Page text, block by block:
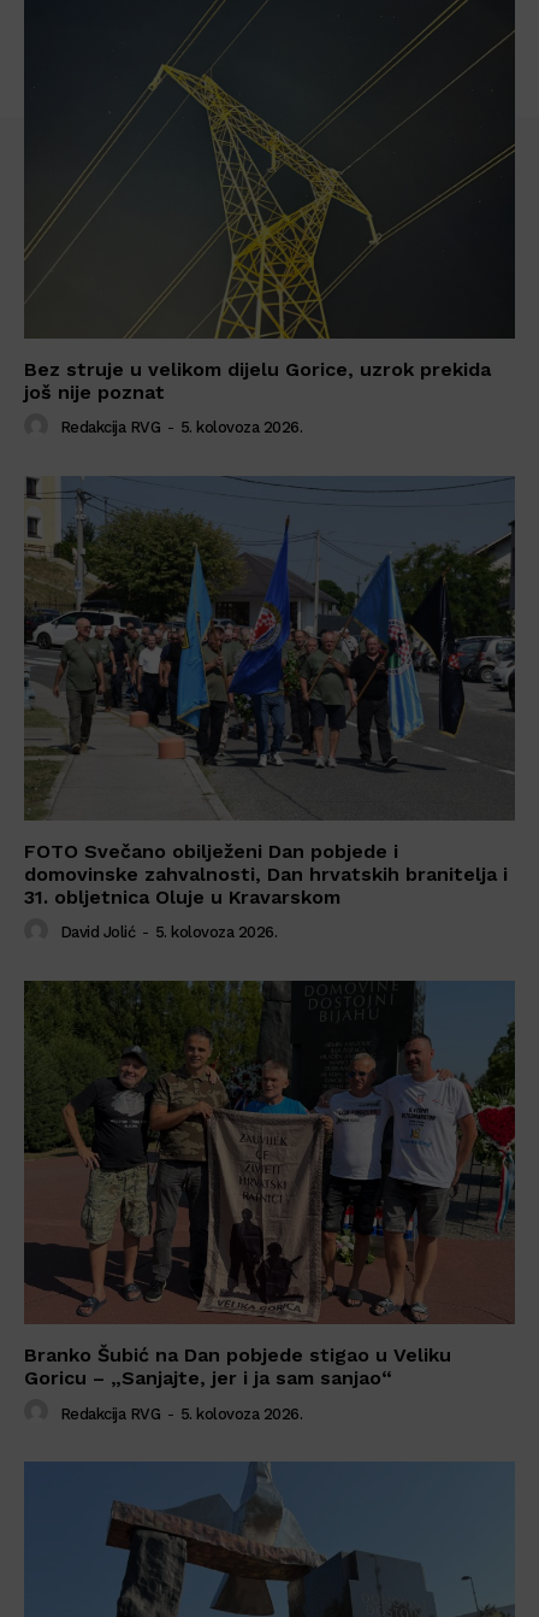
Bez struje u velikom dijelu Gorice, uzrok prekida
još nije poznat
Redakcija RVG - 5. kolovoza 2026.
FOTO Svečano obilježeni Dan pobjede i
domovinske zahvalnosti, Dan hrvatskih branitelja i
31. obljetnica Oluje u Kravarskom
David Jolić - 5. kolovoza 2026.
Branko Šubić na Dan pobjede stigao u Veliku
Goricu – „Sanjajte, jer i ja sam sanjao“
Redakcija RVG - 5. kolovoza 2026.